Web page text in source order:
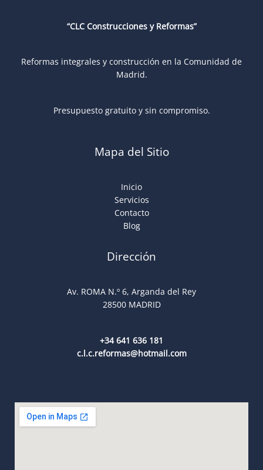
“CLC Construcciones y Reformas”
Reformas integrales y construcción en la Comunidad de
Madrid.
Presupuesto gratuito y sin compromiso.
Mapa del Sitio
Inicio
Servicios
Contacto
Blog
Dirección
Av. ROMA N.º 6, Arganda del Rey
28500 MADRID
+34 641 636 181
c.l.c.reformas@hotmail.com